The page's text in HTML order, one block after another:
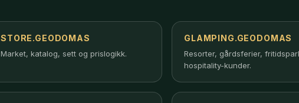
STORE.GEODOMAS
Market, katalog, sett og prislogikk.
GLAMPING.GEODOMAS
Resorter, gårdsferier,
hospitality-kunder.